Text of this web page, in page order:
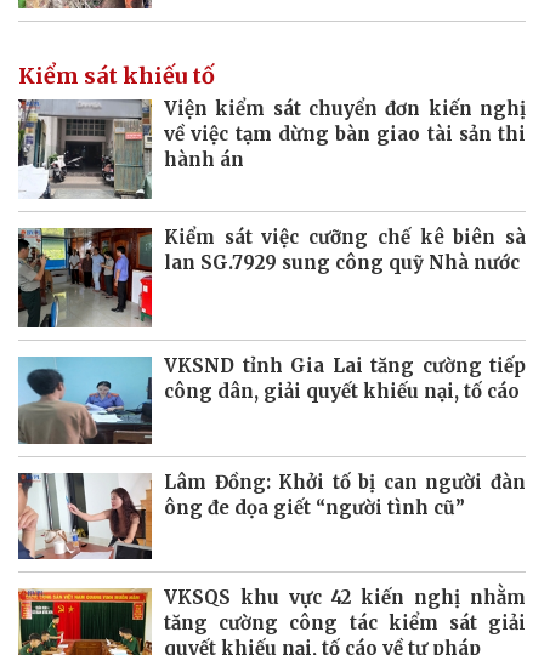
Kiểm sát khiếu tố
Viện kiểm sát chuyển đơn kiến nghị
về việc tạm dừng bàn giao tài sản thi
hành án
Kiểm sát việc cưỡng chế kê biên sà
lan SG.7929 sung công quỹ Nhà nước
VKSND tỉnh Gia Lai tăng cường tiếp
công dân, giải quyết khiếu nại, tố cáo
Lâm Đồng: Khởi tố bị can người đàn
ông đe dọa giết “người tình cũ”
VKSQS khu vực 42 kiến nghị nhằm
tăng cường công tác kiểm sát giải
quyết khiếu nại, tố cáo về tư pháp